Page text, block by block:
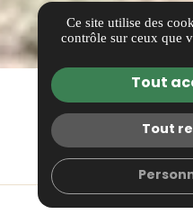
Ce site utilise des
contrôle sur ceux que
Tout
Tout